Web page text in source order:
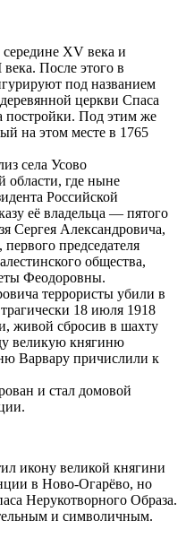
XV века и
После этого в
под названием
церкви Спаса
постройки. Под этим же
на этом месте в 1765
села Усово
области, где ныне
Российской
её владельца — пятого
Сергея Александровича,
первого председателя
общества,
Феодоровны.
террористы убили в
18 июля 1918
живой сбросив в шахту
великую княгиню
Варвару причислили к
и стал домовой
икону великой княгини
в Ново-Огарёво, но
Нерукотворного Образа.
и символичным.